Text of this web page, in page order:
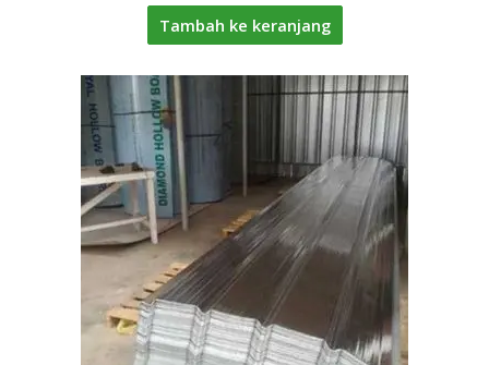
Tambah ke keranjang